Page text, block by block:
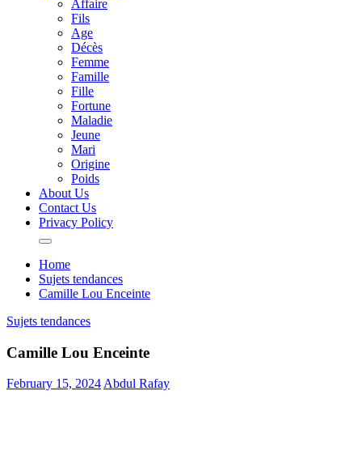
Affaire
Fils
Age
Décès
Femme
Famille
Fille
Fortune
Maladie
Jeune
Mari
Origine
Poids
About Us
Contact Us
Privacy Policy
Home
Sujets tendances
Camille Lou Enceinte
Sujets tendances
Camille Lou Enceinte
February 15, 2024Abdul Rafay